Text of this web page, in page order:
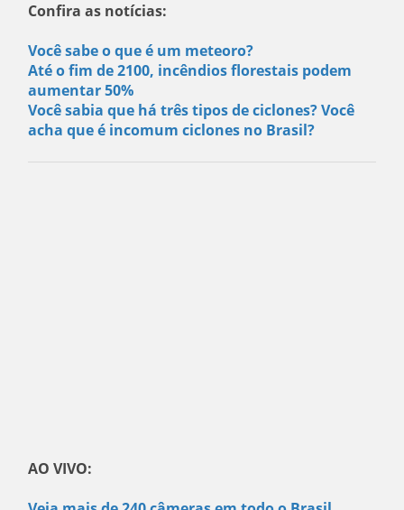
Confira as notícias:
Você sabe o que é um meteoro?
Até o fim de 2100, incêndios florestais podem
aumentar 50%
Você sabia que há três tipos de ciclones? Você
acha que é incomum ciclones no Brasil?
AO VIVO: